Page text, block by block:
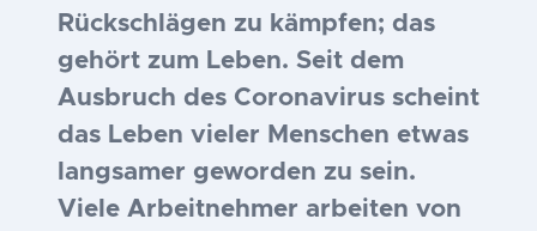
Rückschlägen zu kämpfen; das
gehört zum Leben. Seit dem
Ausbruch des Coronavirus scheint
das Leben vieler Menschen etwas
langsamer geworden zu sein.
Viele Arbeitnehmer arbeiten von